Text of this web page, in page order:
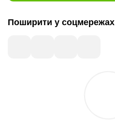
Поширити у соцмережах